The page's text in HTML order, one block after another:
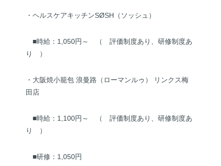
・ヘルスケアキッチンSØSH（ソッシュ）
■時給：1,050円～ （ 評価制度あり、研修制度あ
り ）
・大阪焼小籠包 浪曼路（ローマンルゥ） リンクス梅
田店
■時給：1,100円～ （ 評価制度あり、研修制度あ
り ）
■研修：1,050円